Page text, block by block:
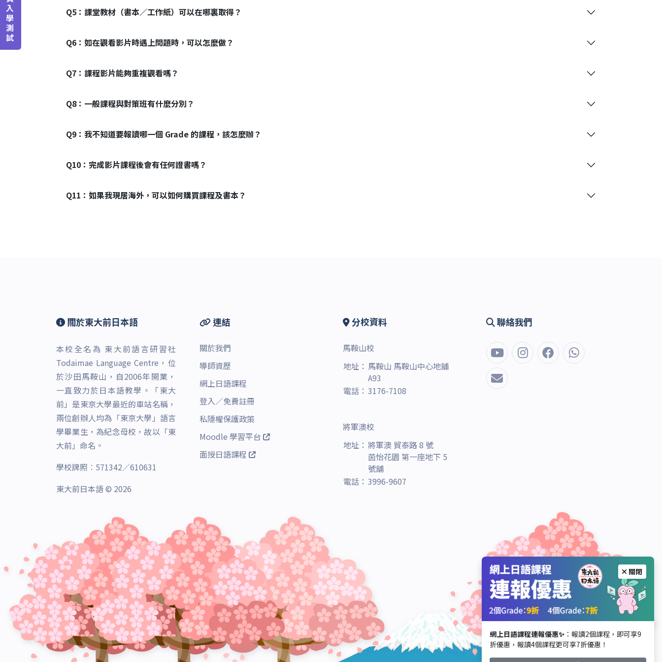
關閉
網上日語課程連報優惠✨ ：報讀2個課程，即可享9
折優惠，報讀4個課程更可享7折優惠！
Q5： 課堂教材（書本／工作紙）可以在哪裏取得？
Q6： 如在觀看影片時遇上問題時，可以怎麼做？
Q7： 課程影片能夠重複觀看嗎？
Q8： 一般課程與對策班有什麼分別？
Q9： 我不知道要報讀哪一個 Grade 的課程，該怎麼辦？
Q10： 完成影片課程後會有任何證書嗎？
Q11： 如果我現居海外，可以如何購買課程及書本？
入
學
測
試
關於東大前日本語
本校全名為 東大前語言研習社
Todaimae Language Centre，位
於沙田馬鞍山，自2006年開業，
一直致力於日本語教學。「東大
前」是東京大學最近的車站名稱，
兩位創辦人均為「東京大學」語言
學畢業生，為紀念母校，故以「東
大前」命名。
學校牌照︰571342／610631
東大前日本語 © 2026
連結
關於我們
導師資歷
網上日語課程
登入／免費註冊
私隱權保護政策
Moodle 學習平台
面授日語課程
分校資料
馬鞍山校
地址： 馬鞍山 馬鞍山中心地舖
A93
電話： 3176-7108
將軍澳校
地址： 將軍澳 貿泰路 8 號
茵怡花園 第一座地下 5
號舖
電話： 3996-9607
聯絡我們